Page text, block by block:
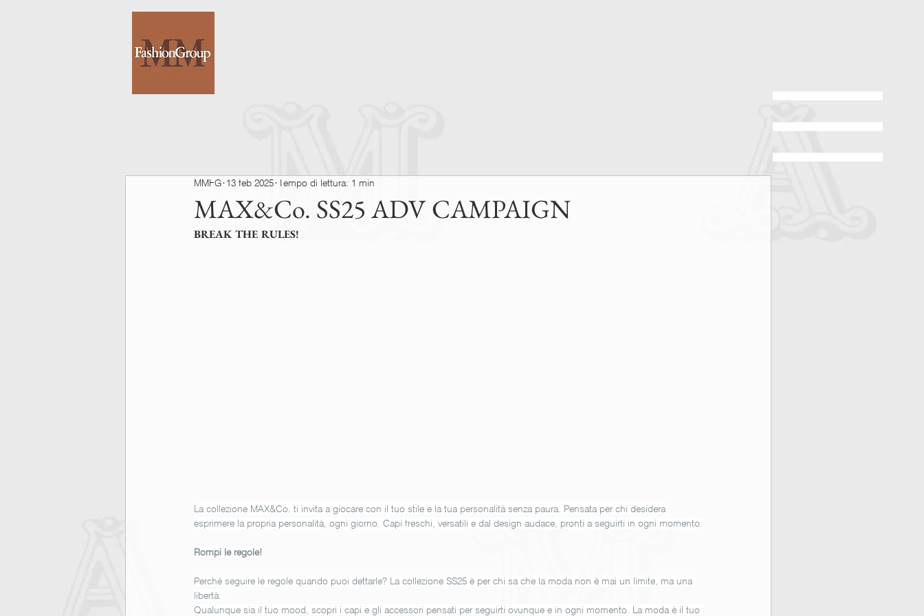
MAX&Co. SS25 ADV CAMPAIGN
MMFG 13 feb 2025 Tempo di lettura: 1 min
BREAK THE RULES!
La collezione MAX&Co. ti invita a giocare con il tuo stile e la tua personalità senza paura. Pensata per chi desidera
esprimere la propria personalità, ogni giorno. Capi freschi, versatili e dal design audace, pronti a seguirti in ogni momento.
Rompi le regole!
Perché seguire le regole quando puoi dettarle? La collezione SS25 è per chi sa che la moda non è mai un limite, ma una
libertà.
Qualunque sia il tuo mood, scopri i capi e gli accessori pensati per seguirti ovunque e in ogni momento. La moda è il tuo